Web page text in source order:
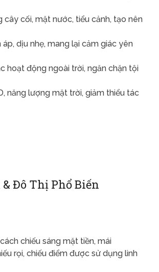
cây cối, mặt nước, tiểu cảnh, tạo nên
dịu nhẹ, mang lại cảm giác yên
hoạt động ngoài trời, ngăn chặn tội
năng lượng mặt trời, giảm thiểu tác
Đô Thị Phổ Biến
chiếu sáng mặt tiền, mái
rọi, chiếu điểm được sử dụng linh